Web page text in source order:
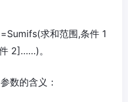
求和范围,条件 1
2]……)。
数的含义：